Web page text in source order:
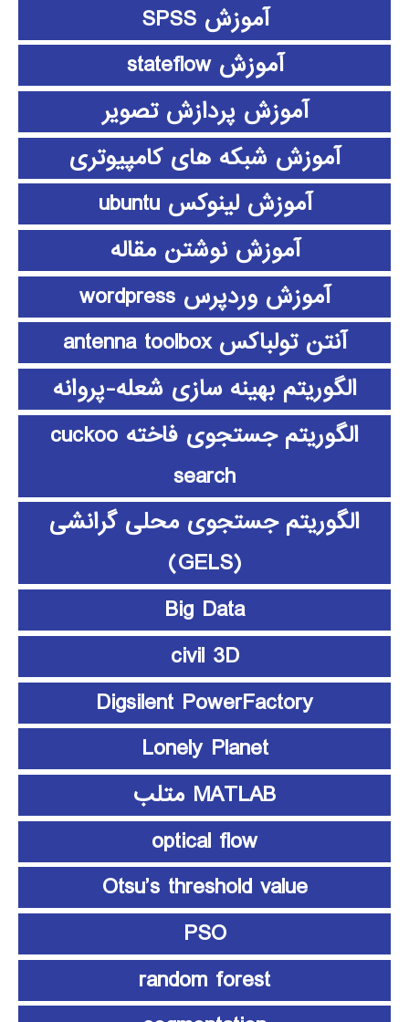
آموزش SPSS
آموزش stateflow
آموزش پردازش تصویر
آموزش شبکه های کامپیوتری
آموزش لینوکس ubuntu
آموزش نوشتن مقاله
آموزش وردپرس wordpress
آنتن تولباکس antenna toolbox
الگوریتم بهینه سازی شعله-پروانه
الگوریتم جستجوی فاخته cuckoo
search
الگوریتم جستجوی محلی گرانشی
(GELS)
Big Data
civil 3D
Digsilent PowerFactory
Lonely Planet
MATLAB متلب
optical flow
Otsu’s threshold value
PSO
random forest